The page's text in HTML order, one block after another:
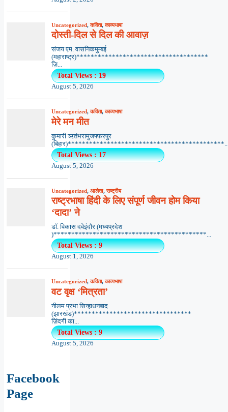
Uncategorized,कविता,काव्यभाषा
दोस्ती-दिल से दिल की आवाज़
संजय एम. वासनिकमुम्बई
(महाराष्ट्र)*************************************
ज़ि...
Total Views : 19
August 5, 2026
Uncategorized,कविता,काव्यभाषा
मेरे मन मीत
कुमारी ऋतंभरामुजफ्फरपुर
Total Views : 17
August 5, 2026
Uncategorized, आलेख,राष्ट्रीय
राष्ट्रभाषा हिंदी के लिए संपूर्ण जीवन होम किया
‘दादा’ ने
डॉ. विकास दवेइंदौर (मध्यप्रदेश
)*******************************************...
Total Views : 9
August 1, 2026
Uncategorized,कविता,काव्यभाषा
वट वृक्ष ‘मित्रता’
नीलम प्रभा सिन्हाधनबाद
(झारखंड)*********************************
ज़िंदगी का...
Total Views : 9
August 5, 2026
Facebook
Page